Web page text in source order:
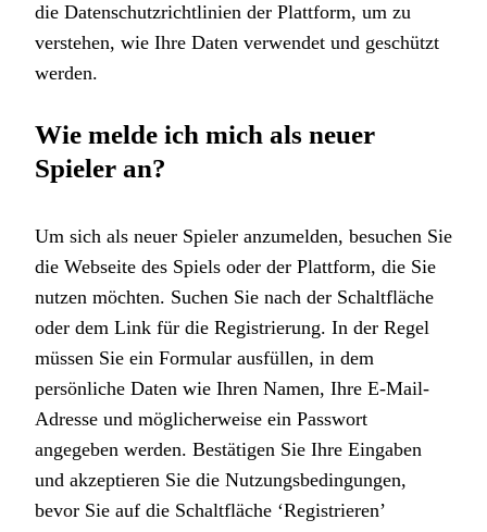
die Datenschutzrichtlinien der Plattform, um zu
verstehen, wie Ihre Daten verwendet und geschützt
werden.
Wie melde ich mich als neuer
Spieler an?
Um sich als neuer Spieler anzumelden, besuchen Sie
die Webseite des Spiels oder der Plattform, die Sie
nutzen möchten. Suchen Sie nach der Schaltfläche
oder dem Link für die Registrierung. In der Regel
müssen Sie ein Formular ausfüllen, in dem
persönliche Daten wie Ihren Namen, Ihre E-Mail-
Adresse und möglicherweise ein Passwort
angegeben werden. Bestätigen Sie Ihre Eingaben
und akzeptieren Sie die Nutzungsbedingungen,
bevor Sie auf die Schaltfläche ‘Registrieren’